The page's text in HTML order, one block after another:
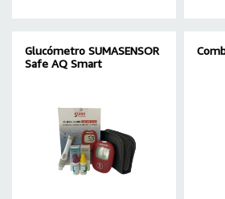
Glucómetro SUMASENSOR
Safe AQ Smart